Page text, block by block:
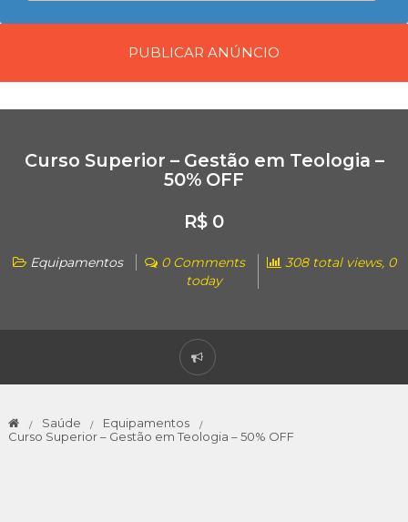
PUBLICAR ANÚNCIO
Curso Superior – Gestão em Teologia –
50% OFF
R$ 0
Equipamentos 0 Comments
308 total views, 0
today
Saúde
Equipamentos
Curso Superior – Gestão em Teologia – 50% OFF